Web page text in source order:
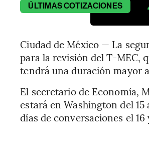
ÚLTIMASCOTIZACIONES
Ciudad de México — La
para la revisión del T-MEC,
tendrá una duración mayor
El secretario de Economía,
estará en Washington del
días de conversaciones el 16